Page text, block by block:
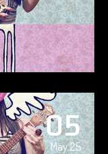
05
May 25